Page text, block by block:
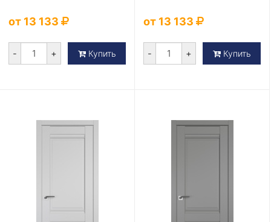
от 13 133
- + Купить
от 13 133
- + Купить